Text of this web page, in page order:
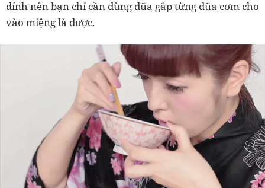
dính nên bạn chỉ cần dùng đũa gắp từng đũa cơm cho
vào miệng là được.